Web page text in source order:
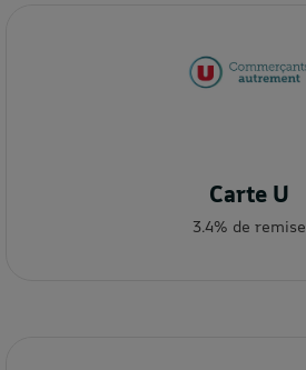
Carte U
3.4% de remise